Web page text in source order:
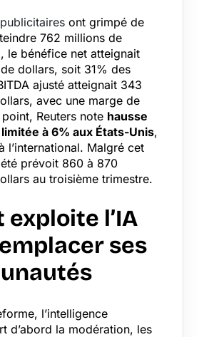
ont grimpé de
762 millions de
le bénéfice net atteignait
dollars, soit 31% des
ajusté atteignait 343
avec une marge de
Reuters note hausse
à 6% aux États-Unis,
l’international. Malgré cet
prévoit 860 à 870
au troisième trimestre.
exploite l’IA
ses
l’intelligence
d’abord la modération, les